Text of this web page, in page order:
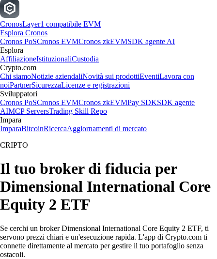
CronosLayer1 compatibile EVM
Esplora Cronos
Cronos PoSCronos EVMCronos zkEVMSDK agente AI
Esplora
AffiliazioneIstituzionaliCustodia
Crypto.com
Chi siamoNotizie aziendaliNovità sui prodottiEventiLavora con
noiPartnerSicurezzaLicenze e registrazioni
Sviluppatori
Cronos PoSCronos EVMCronos zkEVMPay SDKSDK agente
AIMCP ServersTrading Skill Repo
Impara
ImparaBitcoinRicercaAggiornamenti di mercato
CRIPTO
Il tuo broker di fiducia per
Dimensional International Core
Equity 2 ETF
Se cerchi un broker Dimensional International Core Equity 2 ETF, ti
servono prezzi chiari e un'esecuzione rapida. L'app di Crypto.com ti
connette direttamente al mercato per gestire il tuo portafoglio senza
ostacoli.